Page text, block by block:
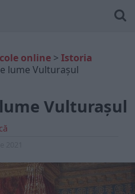
online > Istoria
lume Vulturașul
Vulturașul